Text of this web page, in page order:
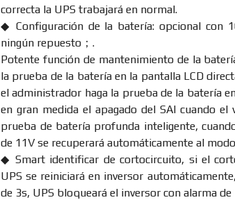
correcta la UPS trabajará en normal.
◆ Configuración de la batería: opcional con
ningún repuesto；.
Potente función de mantenimiento de la
la prueba de la batería en la pantalla LCD
el administrador haga la prueba de la batería
en gran medida el apagado del SAI cuando
prueba de batería profunda inteligente,
de 11V se recuperará automáticamente al
◆ Smart identificar de cortocircuito, si el
UPS se reiniciará en inversor
de 3s, UPS bloqueará el inversor con alarma de